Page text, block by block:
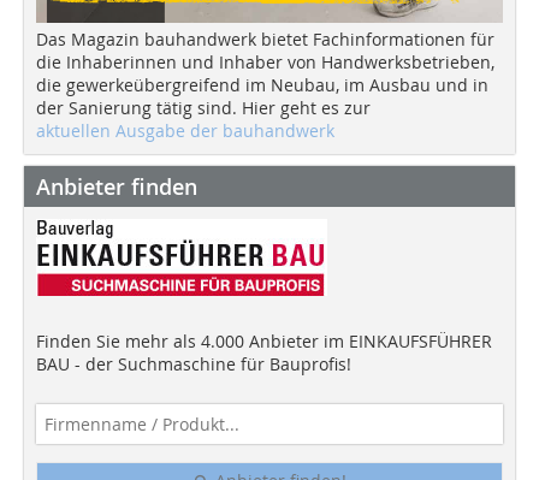
Das Magazin bauhandwerk bietet Fachinformationen für
die Inhaberinnen und Inhaber von Handwerksbetrieben,
die gewerkeübergreifend im Neubau, im Ausbau und in
der Sanierung tätig sind. Hier geht es zur
aktuellen Ausgabe der bauhandwerk
Anbieter finden
Finden Sie mehr als 4.000 Anbieter im EINKAUFSFÜHRER
BAU - der Suchmaschine für Bauprofis!